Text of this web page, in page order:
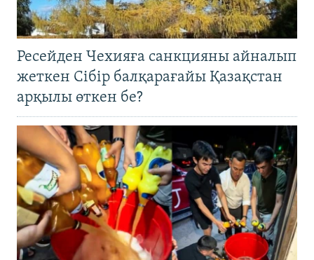
Ресейден Чехияға санкцияны айналып
жеткен Сібір балқарағайы Қазақстан
арқылы өткен бе?